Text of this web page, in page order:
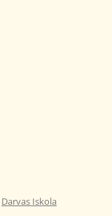
Darvas Iskola